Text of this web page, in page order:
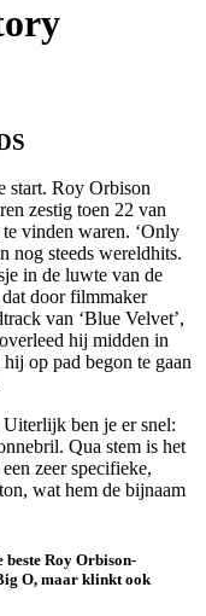
start. Roy Orbison
zestig toen 22 van
vinden waren. ‘Only
nog steeds wereldhits.
in de luwte van de
door filmmaker
van ‘Blue Velvet’,
hij midden in
op pad begon te gaan
ben je er snel:
Qua stem is het
zeer specifieke,
wat hem de bijnaam
beste Roy Orbison-
O, maar klinkt ook